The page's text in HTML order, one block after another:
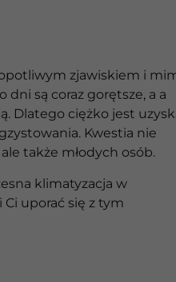
zjawiskiem i
dni są coraz gorętsze, a a
Dlatego ciężko jest
Kwestia nie
także młodych osób.
klimatyzacja w
uporać się z tym